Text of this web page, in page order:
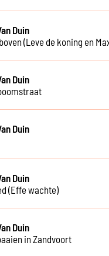
Duin
(Leve de koning en
Duin
Duin
Duin
(Effe wachte)
Duin
in Zandvoort